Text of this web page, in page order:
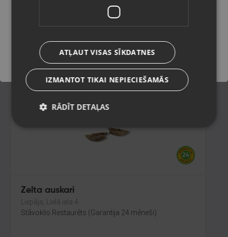
Liepāja, Mirdzas Ķempes iela 8-16
Stāvoklis Restaurēts (Garantija 24 mēneši)
258.00 €
11.73€/mēn.
Zelta auskari
Liepāja, Lielā iela 4
Stāvoklis Restaurēts (Garantija 24 mēneši)
Saglabāt
ATĻAUT VISAS SĪKDATNES
IZMANTOT TIKAI NEPIECIEŠAMĀS
RĀDĪT DETAĻAS